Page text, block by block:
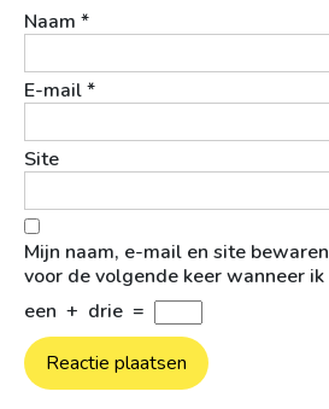
Naam *
E-mail*
Site
Mijn naam, e-mail en site
voor de volgende keer wanneer
een + drie =